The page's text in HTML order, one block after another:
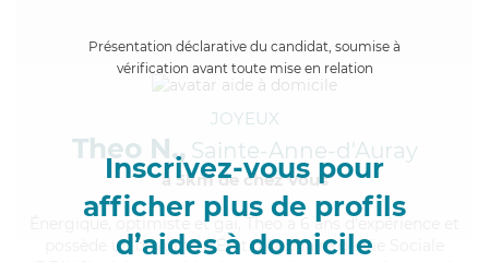
Présentation déclarative du candidat, soumise à
vérification avant toute mise en relation
Inscrivez-vous pour
afficher plus de profils
d’aides à domicile
JOYEUX
Theo N., Sainte-Anne-d'Auray
à 5km de chez Vous
, optimiste et gai, Theo a 6 ans d'expérience et
possède un diplôme d'État d'Auxiliaire de Vie Sociale